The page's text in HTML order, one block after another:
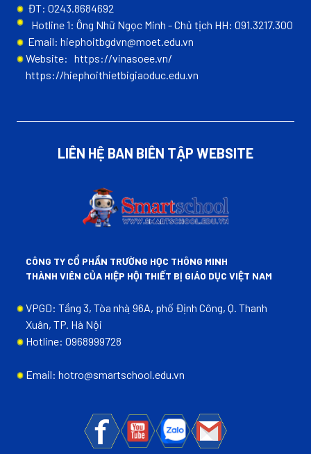
ĐT: 0243.8684692
Hotline 1: Ông Nhữ Ngọc Minh - Chủ tịch HH: 091.3217.300
Email: hiephoitbgdvn@moet.edu.vn
Website: https://vinasoee.vn/
https://hiephoithietbigiaoduc.edu.vn
LIÊN HỆ BAN BIÊN TẬP WEBSITE
CÔNG TY CỔ PHẦN TRƯỜNG HỌC THÔNG MINH
THÀNH VIÊN CỦA HIỆP HỘI THIẾT BỊ GIÁO DỤC VIỆT NAM
VPGD: Tầng 3, Tòa nhà ̣96A, phố Định Công, Q. Thanh
Xuân, TP. Hà Nội
Hotline: 0968999728
Email: hotro@smartschool.edu.vn